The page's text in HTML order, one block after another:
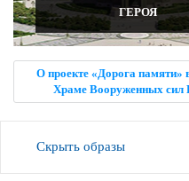
ГЕРОЯ
О проекте «Дорога памяти»
Храме Вооруженных сил
Скрыть образы